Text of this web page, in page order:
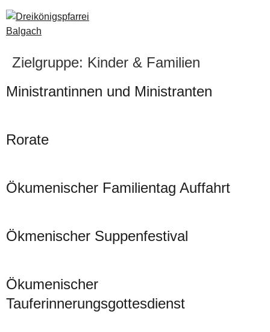
Zielgruppe: Kinder & Familien
Ministrantinnen und Ministranten
Rorate
Ökumenischer Familientag Auffahrt
Ökmenischer Suppenfestival
Ökumenischer
Tauferinnerungsgottesdienst